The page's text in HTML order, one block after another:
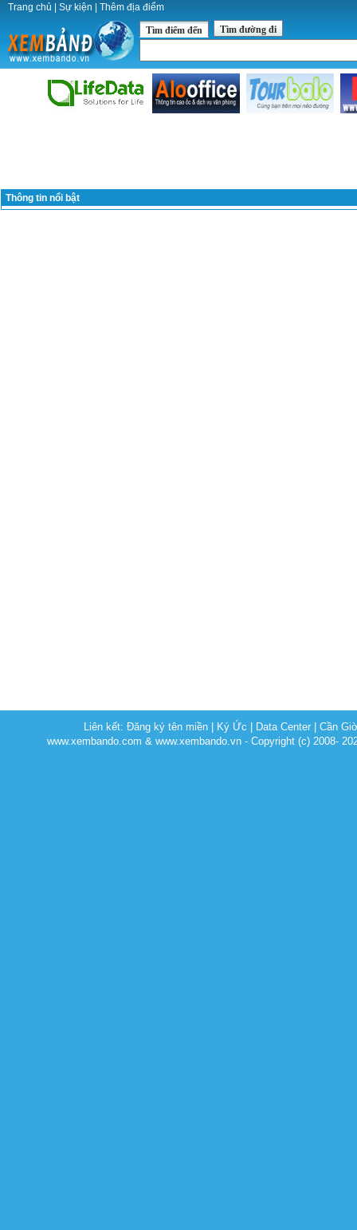
Trang chủ Sự kiện Thêm địa điểm
Tìm điểm đến Tìm đường đi
Thông tin nổi bật
Liên kết:Đăng ký tên miền Ký Ức Data Center |Cần
www.xembando.com & www.xembando.vn - Copyright (c) 2008-